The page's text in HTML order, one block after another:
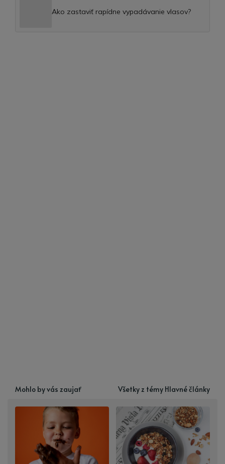
Ako zastaviť rapídne vypadávanie vlasov?
Mohlo by vás zaujať Všetky z témy Hlavné články